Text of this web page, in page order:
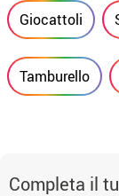
Giocattoli
Tamburello
Completa il